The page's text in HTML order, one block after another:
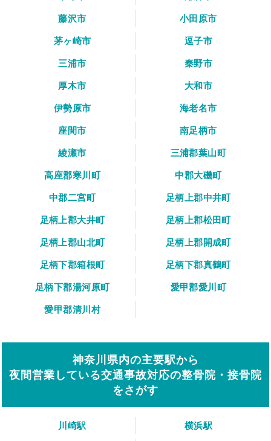
藤沢市
小田原市
茅ヶ崎市
逗子市
三浦市
秦野市
厚木市
大和市
伊勢原市
海老名市
座間市
南足柄市
綾瀬市
三浦郡葉山町
高座郡寒川町
中郡大磯町
中郡二宮町
足柄上郡中井町
足柄上郡大井町
足柄上郡松田町
足柄上郡山北町
足柄上郡開成町
足柄下郡箱根町
足柄下郡真鶴町
足柄下郡湯河原町
愛甲郡愛川町
愛甲郡清川村
神奈川県内の主要駅から
夜間営業している交通事故対応の整骨院・接骨院
をさがす
川崎駅
横浜駅